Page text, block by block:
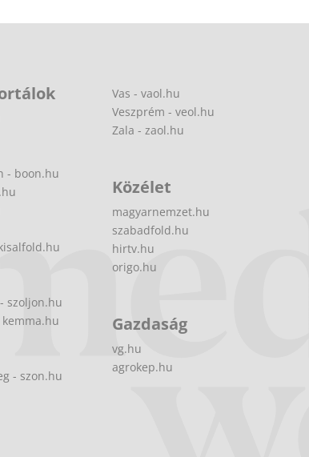
- boon.hu
szoljon.hu
- szon.hu
Vas - vaol.hu
Veszprém - veol.hu
Zala - zaol.hu
Közélet
magyarnemzet.hu
szabadfold.hu
hirtv.hu
origo.hu
Gazdaság
vg.hu
agrokep.hu